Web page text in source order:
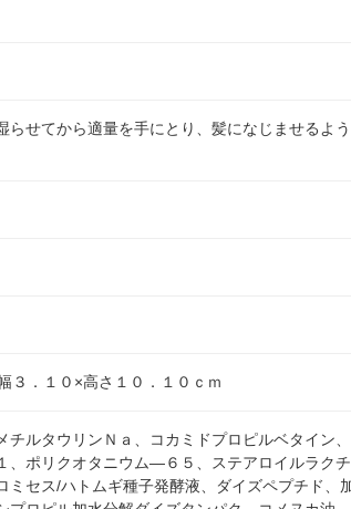
らせてから適量を手にとり、髪になじませるよ
３．１０×高さ１０．１０ｃｍ
チルタウリンＮａ、コカミドプロピルベタイン
、ポリクオタニウム―６５、ステアロイルラク
ミセス/ハトムギ種子発酵液、ダイズペプチド